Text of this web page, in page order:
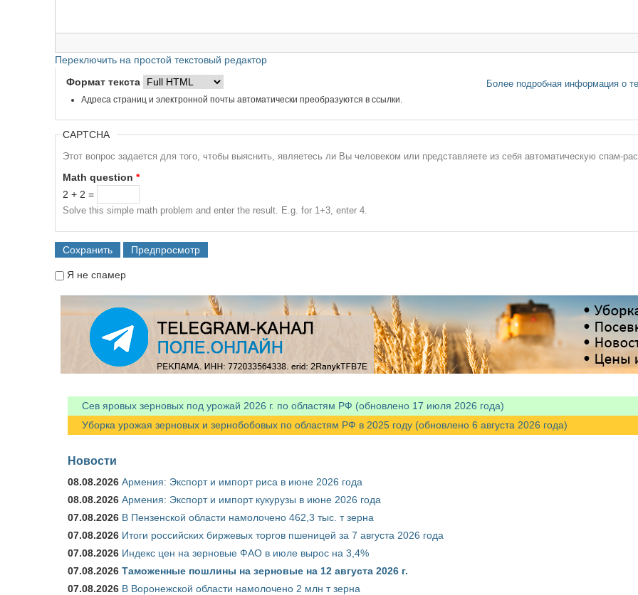
Переключить на простой текстовый редактор
Более подробная информация о
Формат текста
Адреса страниц и электронной почты автоматически преобразуются в ссылки.
CAPTCHA
Этот вопрос задается для того, чтобы выяснить, являетесь ли Вы человеком или представляете из себя автоматическую спам-
Math question *
2 + 2 =
Solve this simple math problem and enter the result. E.g. for 1+3, enter 4.
Я не спамер
Сев яровых зерновых под урожай 2026 г. по областям РФ (обновлено 17 июля 2026 года)
Уборка урожая зерновых и зернобобовых по областям РФ в 2025 году (обновлено 6 августа 2026 года)
Новости
08.08.2026 Армения: Экспорт и импорт риса в июне 2026 года
08.08.2026 Армения: Экспорт и импорт кукурузы в июне 2026 года
07.08.2026 В Пензенской области намолочено 462,3 тыс. т зерна
07.08.2026 Итоги российских биржевых торгов пшеницей за 7 августа 2026 года
07.08.2026 Индекс цен на зерновые ФАО в июле вырос на 3,4%
07.08.2026 Таможенные пошлины на зерновые на 12 августа 2026 г.
07.08.2026 В Воронежской области намолочено 2 млн т зерна